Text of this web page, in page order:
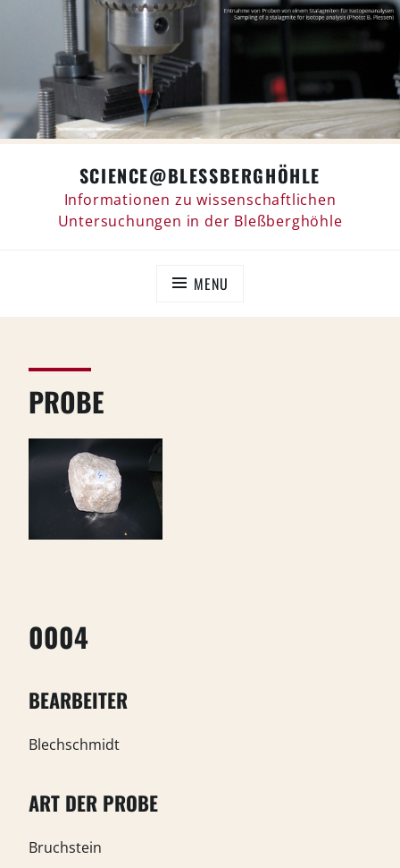
SCIENCE@BLESSBERGHÖHLE
Informationen zu wissenschaftlichen
Untersuchungen in der Bleßberghöhle
MENU
PROBE
0004
BEARBEITER
Blechschmidt
ART DER PROBE
Bruchstein